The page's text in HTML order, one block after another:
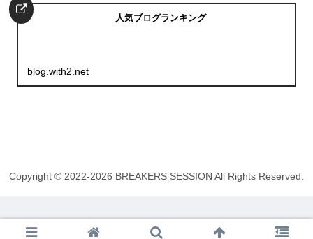
人気ブログランキング
blog.with2.net
Copyright © 2022-2026 BREAKERS SESSION All Rights Reserved.